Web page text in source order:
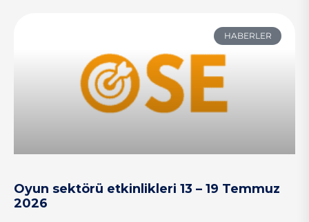
HABERLER
Oyun sektörü etkinlikleri 13 – 19 Temmuz
2026